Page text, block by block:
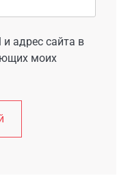
адрес сайта в
моих